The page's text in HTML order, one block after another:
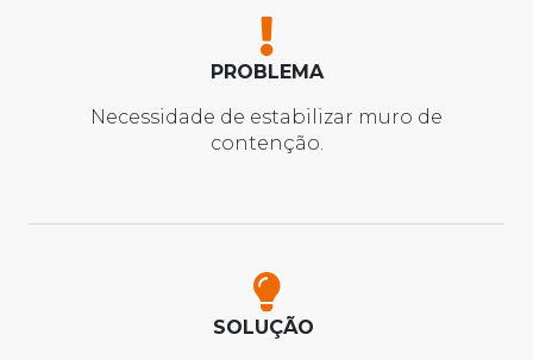
PROBLEMA
Necessidade de estabilizar muro de
contenção.
SOLUÇÃO